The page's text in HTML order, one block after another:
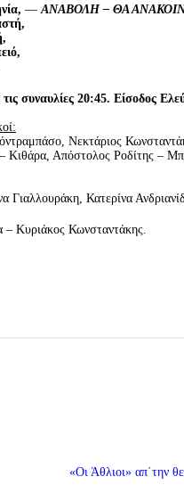
—ΑΝΑΒΟΛΗ – ΘΑ
συναυλίες 20:45. Είσοδος
Νεκτάριος
Κιθάρα, Απόστολος Ροδίτης –
Γιαλλουράκη, Κατερίνα
– Κυριάκος Κωνσταντάκης.
«Οι Άθλιοι» απ΄την